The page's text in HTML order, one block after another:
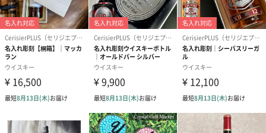
プロがお客様のご要望に合わせたデザインをつくり、ひとつひと
つの作品に砂を吹き付けて刻印、金彩や銀彩を施し唯一無二のギ
フトに仕上げていきます。「セリジエプラスに頼んでよかっ
た。」と言ってもらえるように、一つ一つ丁寧に仕上げていきま
す。
半永久的に色あせない美しい仕上がりを追求し、ストーリーを喚
起させる作品作りを手掛けています。